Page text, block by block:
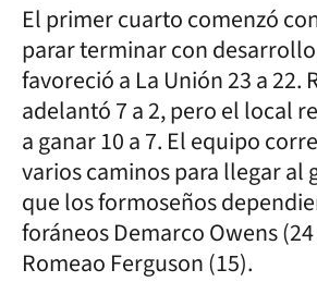
El primer cuarto comenzó
parar terminar con
favoreció a La Unión 23 a 22.
adelantó 7 a 2, pero el local
a ganar 10 a 7. El equipo
varios caminos para llegar al
que los formoseños
foráneos Demarco Owens
Romeao Ferguson (15).